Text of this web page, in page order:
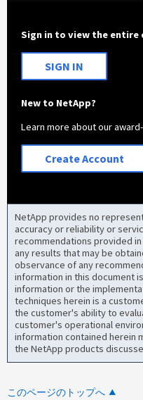
Sign in to view the
SIGN IN
New to NetApp?
Learn more about our
Create Account
NetApp provides no
accuracy or reliability or
recommendations provided
any results that may be
observance of any
information in this document
information or the
techniques herein is a
the customer's ability to
customer's operational
information contained herein
the NetApp products
このページのトップへ